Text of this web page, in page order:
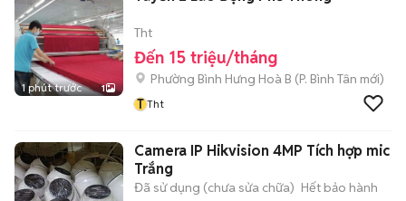
1 phút trước 1
Tht
Đến 15 triệu/tháng
Phường Bình Hưng Hoà B (P. Bình Tân mới)
T Tht
Camera IP Hikvision 4MP Tích hợp mic
Trắng
Đã sử dụng (chưa sửa chữa) Hết bảo hành